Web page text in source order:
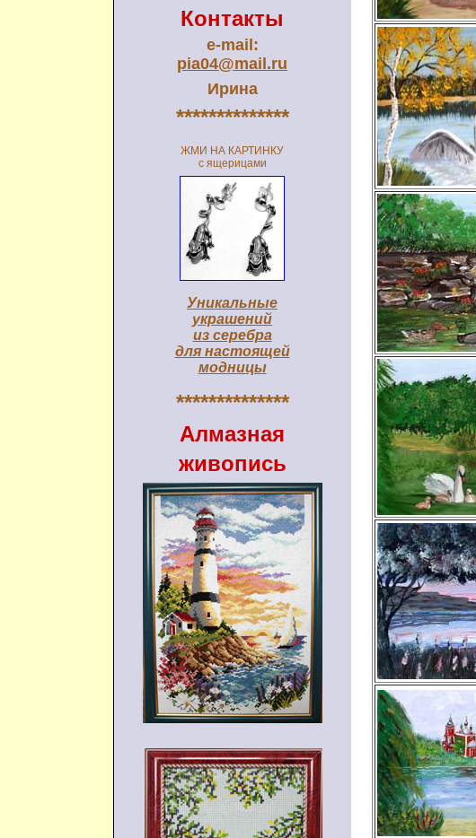
Контакты
e-mail:
pia04@mail.ru
Ирина
**************
ЖМИ НА КАРТИНКУ
с ящерицами
Уникальные
украшений
из серебра
для настоящей
модницы
**************
Алмазная
живопись